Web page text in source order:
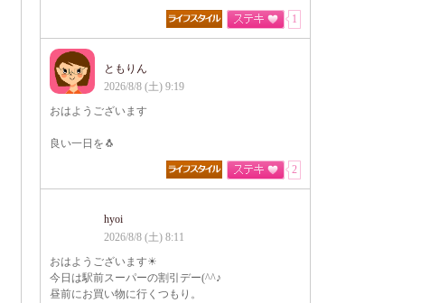
1
ともりん
2026/8/8 (土) 9:19
おはようございます
良い一日を🐧
2
hyoi
2026/8/8 (土) 8:11
おはようございます☀
今日は駅前スーパーの割引デー(^^♪
昼前にお買い物に行くつもり。